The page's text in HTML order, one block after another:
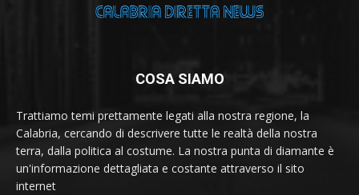
COSA SIAMO
Trattiamo temi prettamente legati alla nostra regione, la
Calabria, cercando di descrivere tutte le realtà della nostra
terra, dalla politica al costume. La nostra punta di diamante è
un'informazione dettagliata e costante attraverso il sito
internet